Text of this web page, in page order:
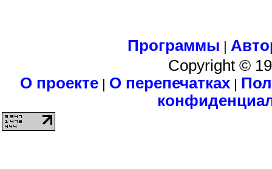
Программы |
Copyright ©
О проекте| О перепечатках|